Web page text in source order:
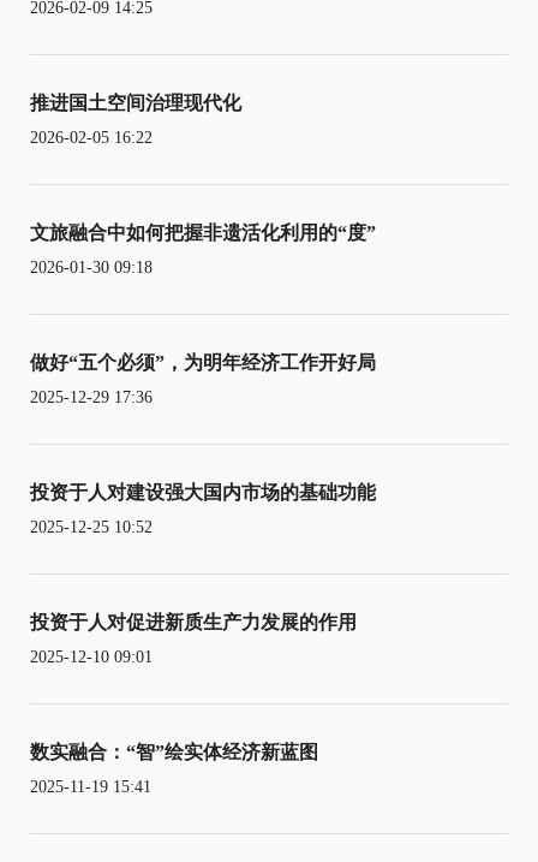
2026-02-09 14:25
推进国土空间治理现代化
2026-02-05 16:22
文旅融合中如何把握非遗活化利用的“度”
2026-01-30 09:18
做好“五个必须”，为明年经济工作开好局
2025-12-29 17:36
投资于人对建设强大国内市场的基础功能
2025-12-25 10:52
投资于人对促进新质生产力发展的作用
2025-12-10 09:01
数实融合：“智”绘实体经济新蓝图
2025-11-19 15:41